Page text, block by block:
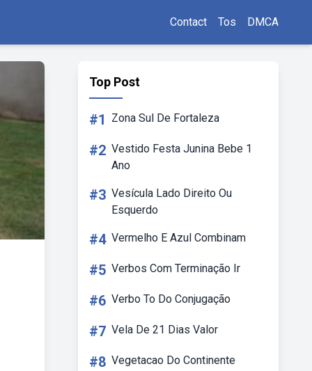
Contact Tos DMCA
Top Post
#1 Zona Sul De Fortaleza
#2 Vestido Festa Junina Bebe 1
Ano
#3 Vesícula Lado Direito Ou
Esquerdo
#4 Vermelho E Azul Combinam
#5 Verbos Com Terminação Ir
#6 Verbo To Do Conjugação
#7 Vela De 21 Dias Valor
#8 Vegetacao Do Continente